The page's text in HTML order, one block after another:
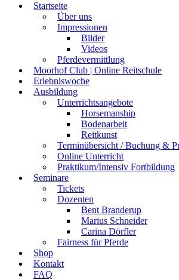
Startseite
Über uns
Impressionen
Bilder
Videos
Pferdevermittlung
Moorhof Club | Online Reitschule
Erlebniswoche
Ausbildung
Unterrichtsangebote
Horsemanship
Bodenarbeit
Reitkunst
Terminübersicht / Buchung &
Online Unterricht
Praktikum/Intensiv Fortbildung
Seminare
Tickets
Dozenten
Bent Branderup
Marius Schneider
Carina Dörfler
Fairness für Pferde
Shop
Kontakt
FAQ